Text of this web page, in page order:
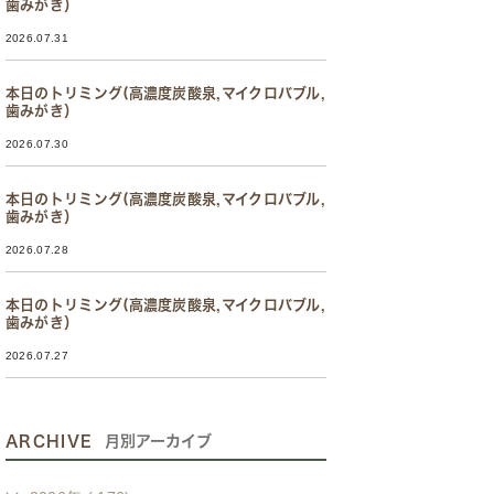
歯みがき）
2026.07.31
本日のトリミング(高濃度炭酸泉,マイクロバブル,
歯みがき）
2026.07.30
本日のトリミング(高濃度炭酸泉,マイクロバブル,
歯みがき）
2026.07.28
本日のトリミング(高濃度炭酸泉,マイクロバブル,
歯みがき）
2026.07.27
ARCHIVE 月別アーカイブ